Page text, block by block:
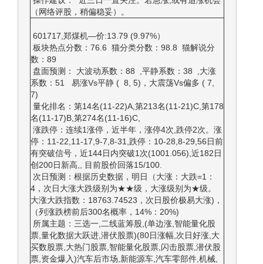
（网络评股，稍偏稳妥）。
601717,郑煤机—价:13.79 (9.97%）
板块热点分数：76.6 猫分类分数：98.8 猫解说分
数：89
盘面预测： 大波动系数：88 ,平静系数：38 ,大涨
系数：51 易涨Vs平静 ( 8, 5)，大震荡Vs偏多 ( 7,
7)
量化排名：第14名(11-22)A,第213名(11-21)C,第178
名(11-17)B,第274名(11-16)C,
涨跌停：连续1涨停，近半年，涨停4次,跌停2次。涨
停：11-22,11-17,9-7,8-31,跌停：10-28,8-29,56日前
有突破信号，近144日内突破1次(1001.056),近182日
创200日新高,, 目前股价回落15/100.
次日预测：根据历史数据，明日（大涨：大跌=1：
4，次日大涨大跌级别为★★级，大涨级别为★级。
大涨大跌指数：18763.74523，次日股价极易大涨)，
（列涨跌榜前后300名概率，14%：20%)
所属主题：三选一,二线蓝筹股,(单边涨,智能量化股
票,量化数据大跃进,潜伏股票)(80日涨幅,次日好涨,大
买数股票,大热门股票,智能量化股票,闪击股票,潜伏股
票,资金爆入)汽车后市场,新能源车,汽车零部件,机械,